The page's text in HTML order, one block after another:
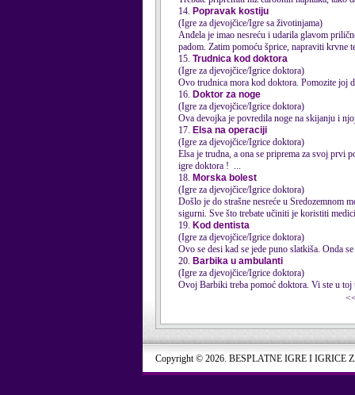
14. Popravak kostiju
(Igre za djevojčice/Igre sa životinjama)
Anđela je imao nesreću i udarila glavom
padom. Zatim pomoću šprice, napraviti krvne
15. Trudnica kod doktora
(Igre za djevojčice/Igrice doktora)
Ovo trudnica mora kod doktora. Pomozite joj
16. Doktor za noge
(Igre za djevojčice/Igrice doktora)
Ova devojka je povredila noge na skijanju i
17. Elsa na operaciji
(Igre za djevojčice/Igrice doktora)
Elsa je trudna, a ona se priprema za svoj prvi
igre doktora ! ...
18. Morska bolest
(Igre za djevojčice/Igrice doktora)
Došlo je do strašne nesreće u Sredozemnom
sigurni. Sve što trebate učiniti je koristiti
19. Kod dentista
(Igre za djevojčice/Igrice doktora)
Ovo se desi kad se jede puno slatkiša. Onda
20. Barbika u ambulanti
(Igre za djevojčice/Igrice doktora)
Ovoj Barbiki treba pomoć doktora. Vi ste u
Copyright © 2026. BESPLATNE IGRE I IGRICE